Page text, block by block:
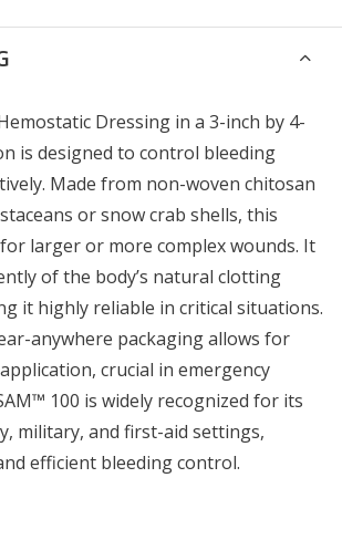
Dressing in a 3-inch by 4-
is designed to control bleeding
Made from non-woven chitosan
or snow crab shells, this
larger or more complex wounds. It
of the body’s natural clotting
it highly reliable in critical situations.
anywhere packaging allows for
crucial in emergency
100 is widely recognized for its
military, and first-aid settings,
efficient bleeding control.